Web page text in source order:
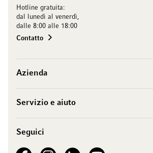
Hotline gratuita:
dal lunedì al venerdì,
dalle 8:00 alle 18:00
Contatto
Azienda
Servizio e aiuto
Seguici
See our FacebookSee our Instagram account
See our LinkedInSee our YouTube channel